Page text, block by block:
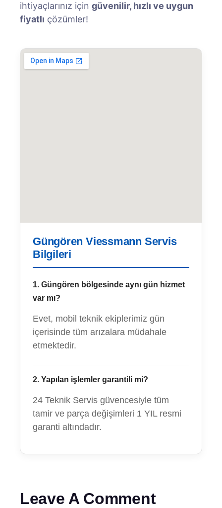
ihtiyaçlarınız için güvenilir, hızlı ve uygun
fiyatlı çözümler!
Güngören Viessmann Servis
Bilgileri
1. Güngören bölgesinde aynı gün hizmet
var mı?
Evet, mobil teknik ekiplerimiz gün
içerisinde tüm arızalara müdahale
etmektedir.
2. Yapılan işlemler garantili mi?
24 Teknik Servis güvencesiyle tüm
tamir ve parça değişimleri 1 YIL resmi
garanti altındadır.
Leave A Comment